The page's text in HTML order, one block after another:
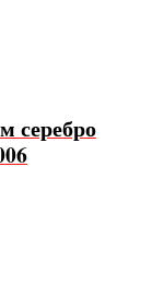
серебро